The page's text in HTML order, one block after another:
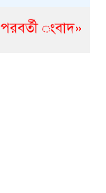
পরবর্তী ংবাদ»